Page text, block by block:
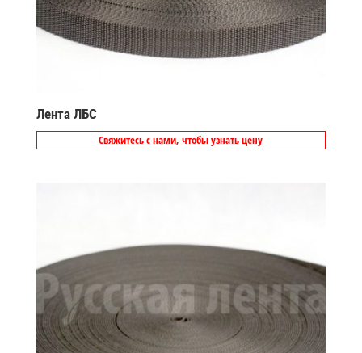
Лента ЛБС
Свяжитесь с нами, чтобы узнать цену